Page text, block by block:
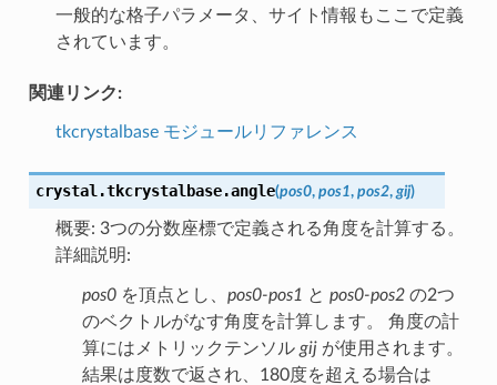
一般的な格子パラメータ、サイト情報もここで定義
されています。
関連リンク:
tkcrystalbase モジュールリファレンス
crystal.tkcrystalbase.angle(pos0, pos1, pos2, gij)
概要: 3つの分数座標で定義される角度を計算する。
詳細説明:
pos0を頂点とし、 pos0-pos1 と pos0-pos2の2つ
のベクトルがなす角度を計算します。 角度の計
算にはメトリックテンソル gijが使用されます。
結果は度数で返され、180度を超える場合は